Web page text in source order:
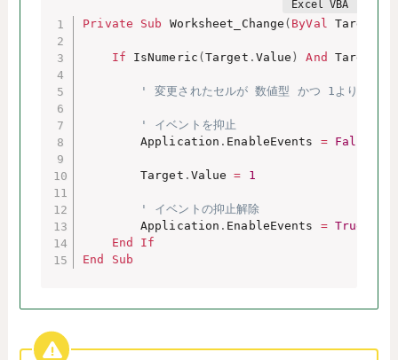
Private Sub Worksheet_Change ( ByVal Target
If IsNumeric ( Target . Value ) And Target
' 変更されたセルが 数値型 かつ 1より大きい
' イベントを抑止
        Application
. EnableEvents = False
        Target
. Value = 1
' イベントの抑止解除
        Application
. EnableEvents = True
End
If
End
Sub